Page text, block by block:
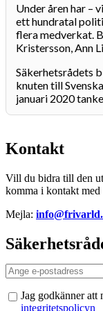
Under åren har –
ett hundratal
flera medverkat.
Kristersson, Ann
Säkerhetsrådets
knuten till
januari 2020
Kontakt
Vill du bidra till den
komma i kontakt med
Mejla:
Jag godkänner att
integritetspolicyn